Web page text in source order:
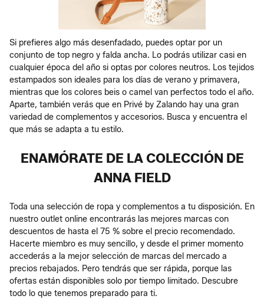
Si prefieres algo más desenfadado, puedes optar por un
conjunto de top negro y falda ancha. Lo podrás utilizar casi en
cualquier época del año si optas por colores neutros. Los tejidos
estampados son ideales para los días de verano y primavera,
mientras que los colores beis o camel van perfectos todo el año.
Aparte, también verás que en Privé by Zalando hay una gran
variedad de complementos y accesorios. Busca y encuentra el
que más se adapta a tu estilo.
ENAMÓRATE DE LA COLECCIÓN DE
ANNA FIELD
Toda una selección de ropa y complementos a tu disposición. En
nuestro outlet online encontrarás las mejores marcas con
descuentos de hasta el 75 % sobre el precio recomendado.
Hacerte miembro es muy sencillo, y desde el primer momento
accederás a la mejor selección de marcas del mercado a
precios rebajados. Pero tendrás que ser rápida, porque las
ofertas están disponibles solo por tiempo limitado. Descubre
todo lo que tenemos preparado para ti.